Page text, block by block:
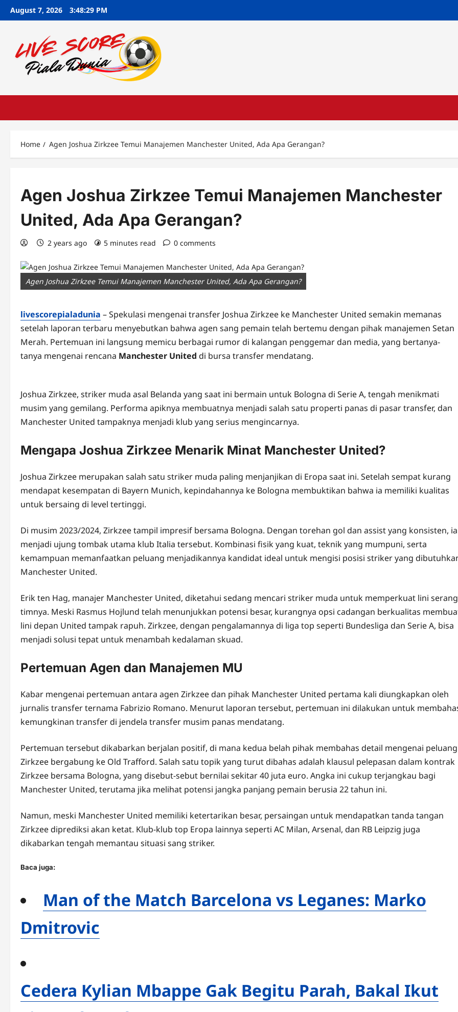
SkipAugust 7, 2026 3:48:30 PM
Home Agen Joshua Zirkzee Temui Manajemen Manchester United, Ada Apa Gerangan?
Agen Joshua Zirkzee Temui Manajemen Manchester
United, Ada Apa Gerangan?
2 years ago 5 minutes read 0 comments
Agen Joshua Zirkzee Temui Manajemen Manchester United, Ada Apa Gerangan?
livescorepialadunia – Spekulasi mengenai transfer Joshua Zirkzee ke Manchester United semakin memanas
setelah laporan terbaru menyebutkan bahwa agen sang pemain telah bertemu dengan pihak manajemen Setan
Merah. Pertemuan ini langsung memicu berbagai rumor di kalangan penggemar dan media, yang bertanya-
tanya mengenai rencana Manchester United di bursa transfer mendatang.
Joshua Zirkzee, striker muda asal Belanda yang saat ini bermain untuk Bologna di Serie A, tengah menikmati
musim yang gemilang. Performa apiknya membuatnya menjadi salah satu properti panas di pasar transfer, dan
Manchester United tampaknya menjadi klub yang serius mengincarnya.
Mengapa Joshua Zirkzee Menarik Minat Manchester United?
Joshua Zirkzee merupakan salah satu striker muda paling menjanjikan di Eropa saat ini. Setelah sempat kurang
mendapat kesempatan di Bayern Munich, kepindahannya ke Bologna membuktikan bahwa ia memiliki kualitas
untuk bersaing di level tertinggi.
Di musim 2023/2024, Zirkzee tampil impresif bersama Bologna. Dengan torehan gol dan assist yang konsisten, ia
menjadi ujung tombak utama klub Italia tersebut. Kombinasi fisik yang kuat, teknik yang mumpuni, serta
kemampuan memanfaatkan peluang menjadikannya kandidat ideal untuk mengisi posisi striker yang
Manchester United.
Erik ten Hag, manajer Manchester United, diketahui sedang mencari striker muda untuk memperkuat lini serang
timnya. Meski Rasmus Hojlund telah menunjukkan potensi besar, kurangnya opsi cadangan berkualitas
lini depan United tampak rapuh. Zirkzee, dengan pengalamannya di liga top seperti Bundesliga dan Serie A, bisa
menjadi solusi tepat untuk menambah kedalaman skuad.
Pertemuan Agen dan Manajemen MU
Kabar mengenai pertemuan antara agen Zirkzee dan pihak Manchester United pertama kali diungkapkan oleh
jurnalis transfer ternama Fabrizio Romano. Menurut laporan tersebut, pertemuan ini dilakukan untuk
kemungkinan transfer di jendela transfer musim panas mendatang.
Pertemuan tersebut dikabarkan berjalan positif, di mana kedua belah pihak membahas detail mengenai peluang
Zirkzee bergabung ke Old Trafford. Salah satu topik yang turut dibahas adalah klausul pelepasan dalam kontrak
Zirkzee bersama Bologna, yang disebut-sebut bernilai sekitar 40 juta euro. Angka ini cukup terjangkau bagi
Manchester United, terutama jika melihat potensi jangka panjang pemain berusia 22 tahun ini.
Namun, meski Manchester United memiliki ketertarikan besar, persaingan untuk mendapatkan tanda tangan
Zirkzee diprediksi akan ketat. Klub-klub top Eropa lainnya seperti AC Milan, Arsenal, dan RB Leipzig juga
dikabarkan tengah memantau situasi sang striker.
Baca juga:
Man of the Match Barcelona vs Leganes: Marko
Dmitrovic
Cedera Kylian Mbappe Gak Begitu Parah, Bakal Ikut